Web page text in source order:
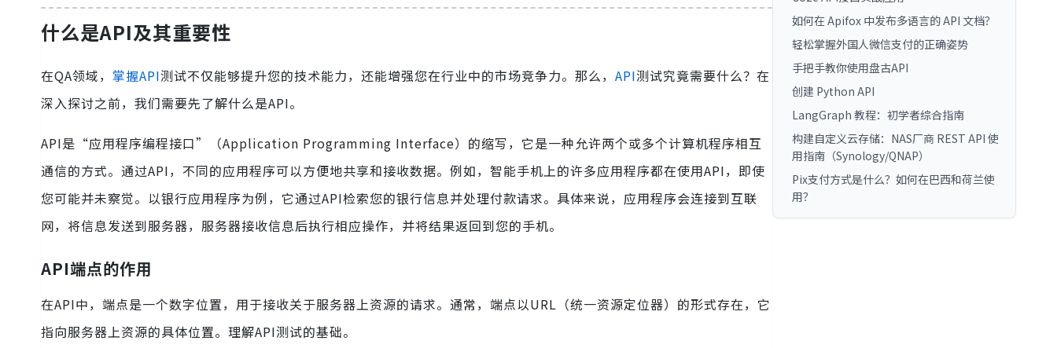
什么是API及其重要性
在QA领域， 掌握API测试不仅能够提升您的技术能力，还能增强您在行业中的市场竞争力。那么， API测试究竟需要什么？在
深入探讨之前，我们需要先了解什么是API。
API是“应用程序编程接口”（Application Programming Interface）的缩写，它是一种允许两个或多个计算机程序相互
通信的方式。通过API，不同的应用程序可以方便地共享和接收数据。例如，智能手机上的许多应用程序都在使用API，即使
您可能并未察觉。以银行应用程序为例，它通过API检索您的银行信息并处理付款请求。具体来说，应用程序会连接到互联
网，将信息发送到服务器，服务器接收信息后执行相应操作，并将结果返回到您的手机。
API端点的作用
在API中，端点是一个数字位置，用于接收关于服务器上资源的请求。通常，端点以URL（统一资源定位器）的形式存在，它
指向服务器上资源的具体位置。理解API测试的基础。
如何在 Apifox 中发布多语言的 API 文档？
轻松掌握外国人微信支付的正确姿势
手把手教你使用盘古API
创建 Python API
LangGraph 教程：初学者综合指南
构建自定义云存储：NAS厂商 REST API 使
用指南（Synology/QNAP）
Pix支付方式是什么？如何在巴西和荷兰使
用？